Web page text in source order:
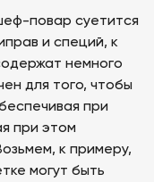
повар суетится
и специй, к
немного
для того, чтобы
при
при этом
к примеру,
могут быть